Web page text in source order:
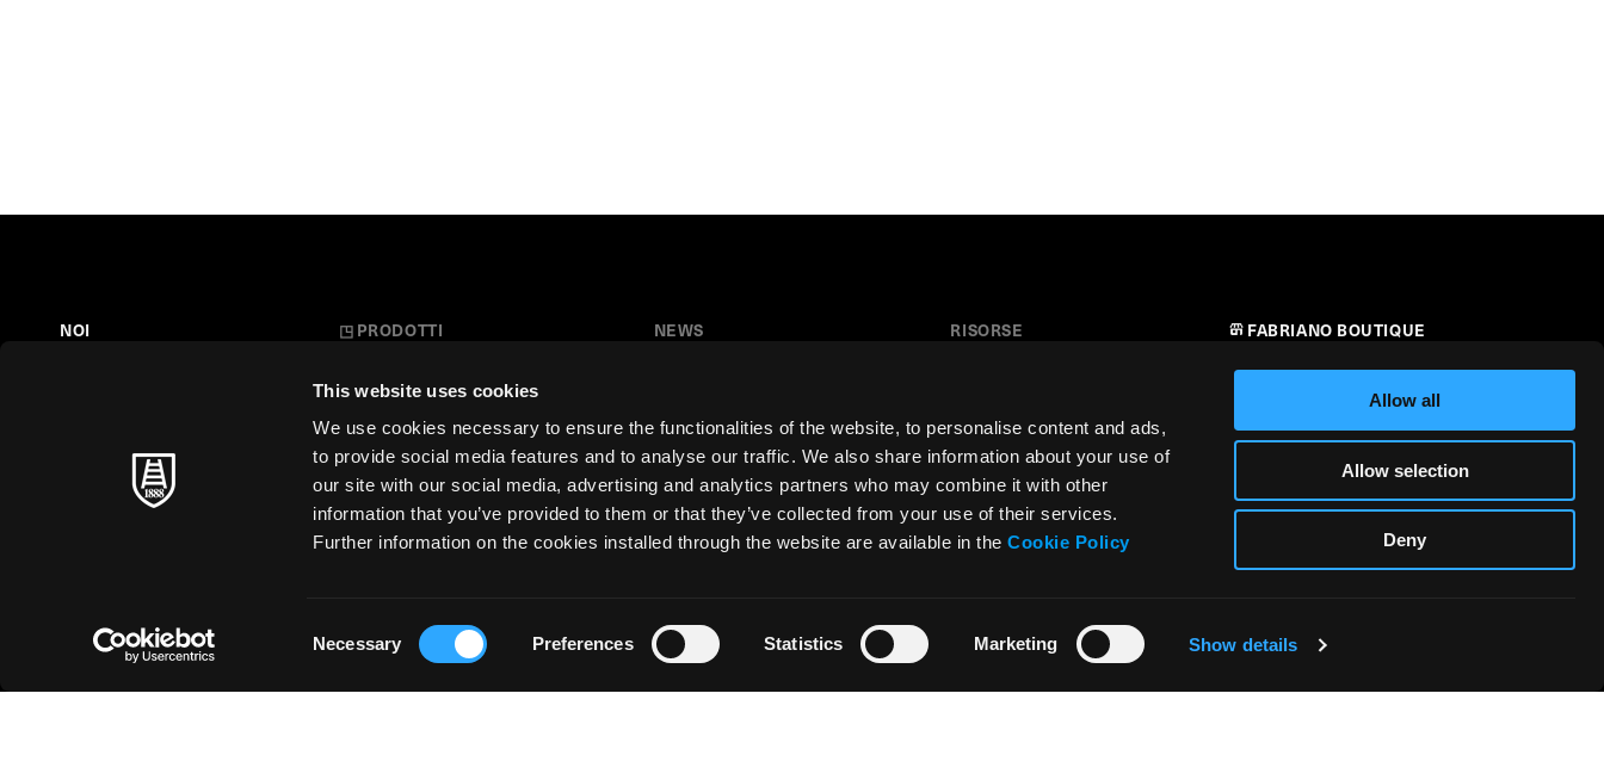
This website uses cookies
We use cookies necessary to ensure the functionalities of the website, to personalise content and ads,
to provide social media features and to analyse our traffic. We also share information about your use of
our site with our social media, advertising and analytics partners who may combine it with other
information that you’ve provided to them or that they’ve collected from your use of their services.
Further information on the cookies installed through the website are available in theCookie Policy
Necessary Preferences Statistics Marketing Show details
Allow all
Allow selection
Deny
NOI
MAESTRI SENZA TEMPO
◳ PRODOTTI
Carte Creative
Cartoleria
Stampa d'Arte
NEWS
Collaborazioni
Festival del Disegno
Residenza d’artista
RISORSE
Download
Area insegnanti
FABRIANO BOUTIQUE
RIVENDITORI
SICUREZZA DEI PRODOTTI –